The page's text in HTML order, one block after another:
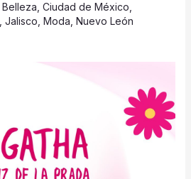
Belleza Ciudad de México
Jalisco Moda Nuevo León